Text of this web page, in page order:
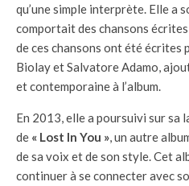
qu’une simple interprète. Elle a
comportait des chansons
de ces chansons ont été écrites
Biolay et Salvatore Adamo,
et contemporaine à l’album.
En 2013, elle a poursuivi sur sa
de « Lost In You », un autre
de sa voix et de son style. Cet
continuer à se connecter avec